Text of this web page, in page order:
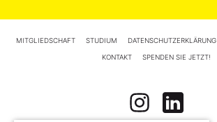
MITGLIEDSCHAFT STUDIUM DATENSCHUTZERKLÄRUNG
KONTAKT SPENDEN SIE JETZT!